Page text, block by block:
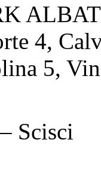
4,
5,
Scisci